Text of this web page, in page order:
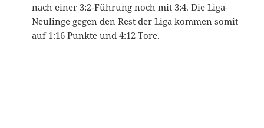
nach einer 3:2-Führung noch mit 3:4. Die Liga-
Neulinge gegen den Rest der Liga kommen somit
auf 1:16 Punkte und 4:12 Tore.